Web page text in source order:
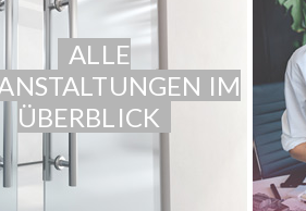
ALLE
IM
ÜBERBLICK